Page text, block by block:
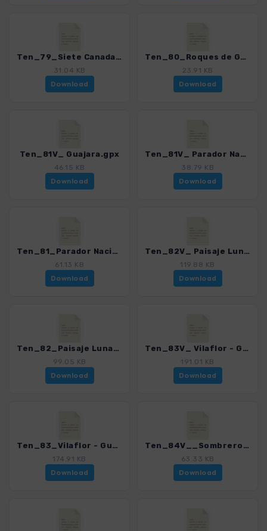
Ten_79_Siete Canadas.gpx
31.04 KB
Download
Ten_80_Roques de Garcia - Ucanca.gpx
23.91 KB
Download
Ten_81V_ Guajara.gpx
46.15 KB
Download
Ten_81V_ Parador Nacional - Guajara.gpx
38.79 KB
Download
Ten_81_Parador Nacional - Guajara.gpx
61.13 KB
Download
Ten_82V_ Paisaje Lunar.gpx
119.88 KB
Download
Ten_82_Paisaje Lunar.gpx
99.05 KB
Download
Ten_83V_ Vilaflor - Guajara - Paisaje Lunar.gpx
191.01 KB
Download
Ten_83_Vilaflor - Guajara.gpx
174.91 KB
Download
Ten_84V__Sombrero de Chasna.gpx
63.33 KB
Download